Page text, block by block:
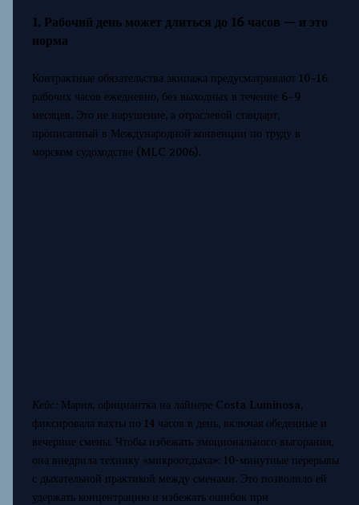
1. Рабочий день может длиться до 16 часов — и это
норма
Контрактные обязательства экипажа предусматривают 10–16
рабочих часов ежедневно, без выходных в течение 6–9
месяцев. Это не нарушение, а отраслевой стандарт,
прописанный в Международной конвенции по труду в
морском судоходстве (MLC 2006).
Кейс:Мария, официантка на лайнере Costa Luminosa,
фиксировала вахты по 14 часов в день, включая обеденные и
вечерние смены. Чтобы избежать эмоционального выгорания,
она внедрила технику «микроотдыха»: 10-минутные перерывы
с дыхательной практикой между сменами. Это позволило ей
удержать концентрацию и избежать ошибок при